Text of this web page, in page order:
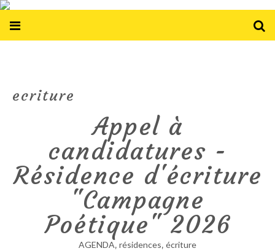
ecriture
Appel à
candidatures -
Résidence d'écriture
"Campagne
Poétique" 2026
AGENDA, résidences, écriture